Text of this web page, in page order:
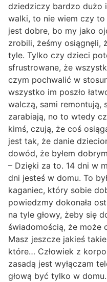
dziedziczy bardzo dużo
walki, to nie wiem czy
jest dobre, bo my jako
zrobili, żeśmy osiągnęli,
tyle. Tylko czy dzieci
sfrustrowane, że
czym pochwalić w
wszystko im poszło
walczą, sami remontują,
zarabiają, no to wtedy
kimś, czują, że coś
jest tak, że danie
dowód, że byłem
– Dzięki za to. 14 dni w
dni jesteś w domu. To
kaganiec, który sobie
powiedzmy dokonała
na tyle głowy, żeby się
świadomością, że może
Masz jeszcze jakieś
które… Człowiek z
zasadą jest wyłączam
głową być tylko w